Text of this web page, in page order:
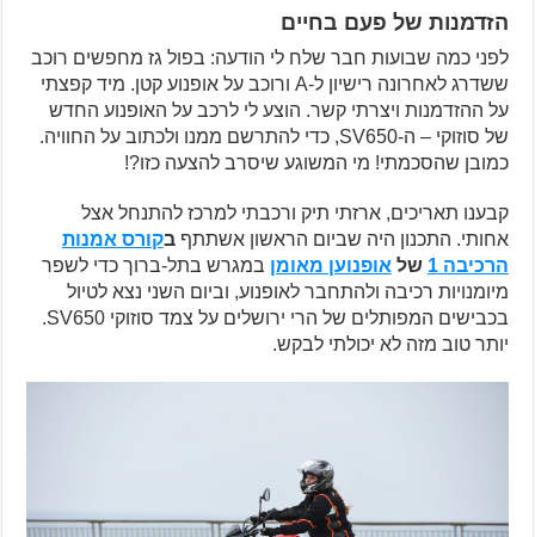
הזדמנות של פעם בחיים
לפני כמה שבועות חבר שלח לי הודעה: בפול גז מחפשים רוכב
ששדרג לאחרונה רישיון ל-A ורוכב על אופנוע קטן. מיד קפצתי
על ההזדמנות ויצרתי קשר. הוצע לי לרכב על האופנוע החדש
של סוזוקי – ה-SV650, כדי להתרשם ממנו ולכתוב על החוויה.
כמובן שהסכמתי! מי המשוגע שיסרב להצעה כזו?!
קבענו תאריכים, ארזתי תיק ורכבתי למרכז להתנחל אצל
אחותי. התכנון היה שביום הראשון אשתתףבקורס אמנות
הרכיבה 1
של אופנוען מאומן במגרש בתל-ברוך כדי לשפר
מיומנויות רכיבה ולהתחבר לאופנוע, וביום השני נצא לטיול
בכבישים המפותלים של הרי ירושלים על צמד סוזוקי SV650.
יותר טוב מזה לא יכולתי לבקש.